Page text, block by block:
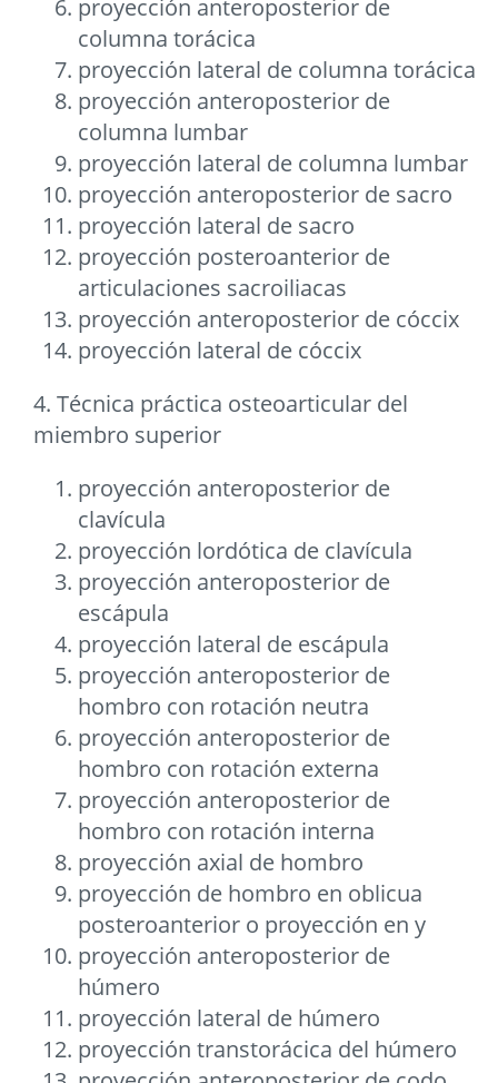
proyección anteroposterior de
columna torácica
proyección lateral de columna torácica
proyección anteroposterior de
columna lumbar
proyección lateral de columna lumbar
proyección anteroposterior de sacro
proyección lateral de sacro
proyección posteroanterior de
articulaciones sacroiliacas
proyección anteroposterior de cóccix
proyección lateral de cóccix
4. Técnica práctica osteoarticular del
miembro superior
proyección anteroposterior de
clavícula
proyección lordótica de clavícula
proyección anteroposterior de
escápula
proyección lateral de escápula
proyección anteroposterior de
hombro con rotación neutra
proyección anteroposterior de
hombro con rotación externa
proyección anteroposterior de
hombro con rotación interna
proyección axial de hombro
proyección de hombro en oblicua
posteroanterior o proyección en y
proyección anteroposterior de
húmero
proyección lateral de húmero
proyección transtorácica del húmero